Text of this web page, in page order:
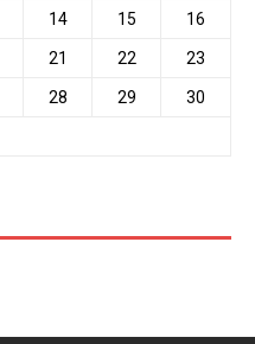
14 15 16
21 22 23
28 29 30